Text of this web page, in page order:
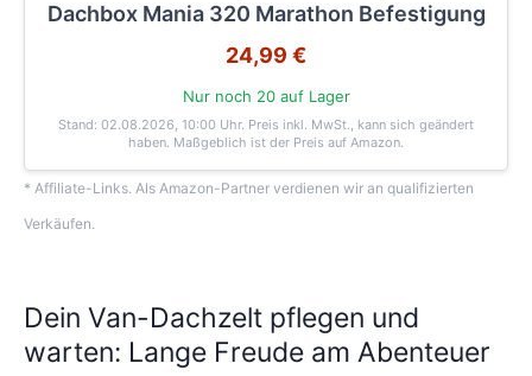
Dachbox Mania 320 Marathon Befestigung
24,99 €
Nur noch 20 auf Lager
Stand: 02.08.2026, 10:00 Uhr. Preis inkl. MwSt., kann sich geändert
haben. Maßgeblich ist der Preis auf Amazon.
* Affiliate-Links. Als Amazon-Partner verdienen wir an qualifizierten
Verkäufen.
Dein Van-Dachzelt pflegen und
warten: Lange Freude am Abenteuer